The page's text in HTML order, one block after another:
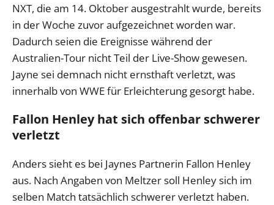
NXT, die am 14. Oktober ausgestrahlt wurde, bereits
in der Woche zuvor aufgezeichnet worden war.
Dadurch seien die Ereignisse während der
Australien-Tour nicht Teil der Live-Show gewesen.
Jayne sei demnach nicht ernsthaft verletzt, was
innerhalb von WWE für Erleichterung gesorgt habe.
Fallon Henley hat sich offenbar schwerer
verletzt
Anders sieht es bei Jaynes Partnerin Fallon Henley
aus. Nach Angaben von Meltzer soll Henley sich im
selben Match tatsächlich schwerer verletzt haben.